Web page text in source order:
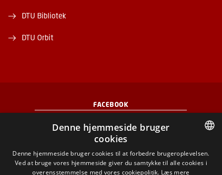
DTU Bibliotek
DTU Orbit
FACEBOOK
INSTAGRAM
LINKEDIN
DANISH
Denne hjemmeside bruger
cookies
Denne hjemmeside bruger cookies til at forbedre brugeroplevelsen.
Ved at bruge vores hjemmeside giver du samtykke til alle cookies i
overensstemmelse med vores cookiepolitik. Læs mere